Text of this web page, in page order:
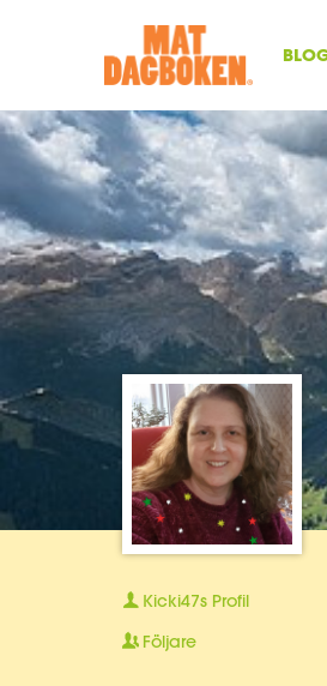
Kicki47s Profil
Följare